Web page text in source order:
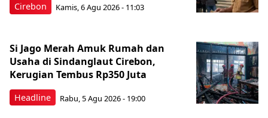
Cirebon Kamis, 6 Agu 2026 - 11:03
Headline
Si Jago Merah Amuk Rumah dan
Usaha di Sindanglaut Cirebon,
Kerugian Tembus Rp350 Juta
Rabu, 5 Agu 2026 - 19:00